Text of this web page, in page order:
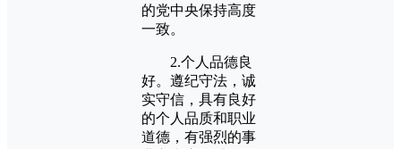
的党中央保持高度
一致。
2.个人品德良
好。遵纪守法，诚
实守信，具有良好
的个人品质和职业
道德，有强烈的事